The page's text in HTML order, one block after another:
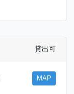
貸出可
MAP